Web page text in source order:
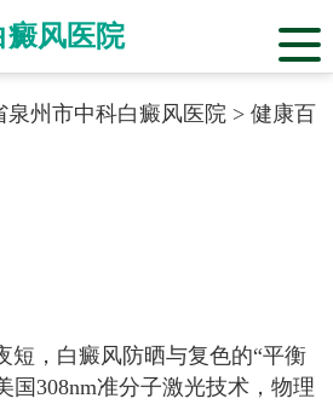
癜风医院
泉州市中科白癜风医院> 健康百
短，白癜风防晒与复色的“平衡
308nm准分子激光技术，物理